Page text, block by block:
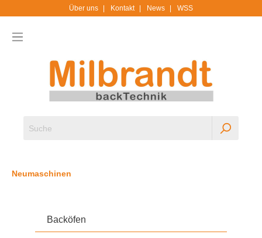
Über uns Kontakt News WSS
Neumaschinen
Backöfen